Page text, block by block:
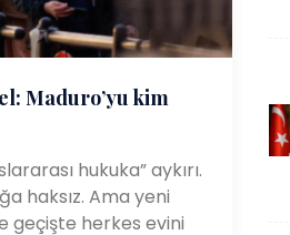
Maduro’yu kim
hukuka” aykırı.
haksız. Ama yeni
geçişte herkes evini